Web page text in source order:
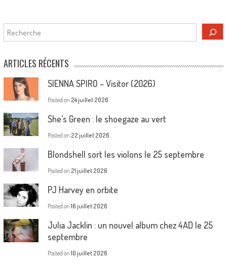
Rechercher
ARTICLES RÉCENTS
SIENNA SPIRO – Visitor (2026)
Posted on 24 juillet 2026
She’s Green : le shoegaze au vert
Posted on 22 juillet 2026
Blondshell sort les violons le 25 septembre
Posted on 21 juillet 2026
PJ Harvey en orbite
Posted on 16 juillet 2026
Julia Jacklin : un nouvel album chez 4AD le 25
septembre
Posted on 10 juillet 2026